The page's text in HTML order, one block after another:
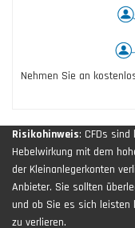
Nehmen Sie an
Risikohinweis: CFDs
Hebelwirkung mit dem
der Kleinanlegerkonten
Anbieter. Sie sollten
und ob Sie es sich leisten
zu verlieren.